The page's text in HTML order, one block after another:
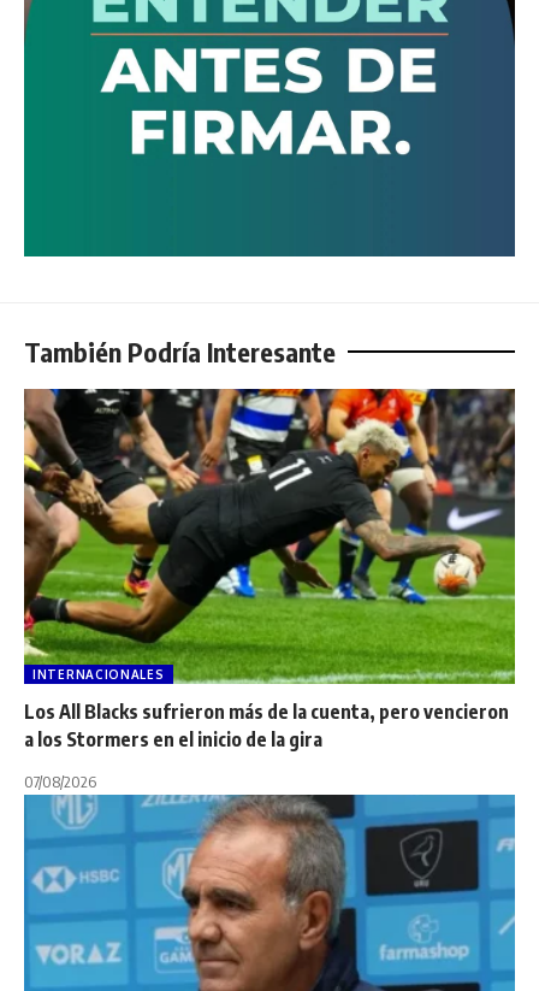
También Podría Interesante
INTERNACIONALES
Los All Blacks sufrieron más de la cuenta, pero vencieron
a los Stormers en el inicio de la gira
07/08/2026